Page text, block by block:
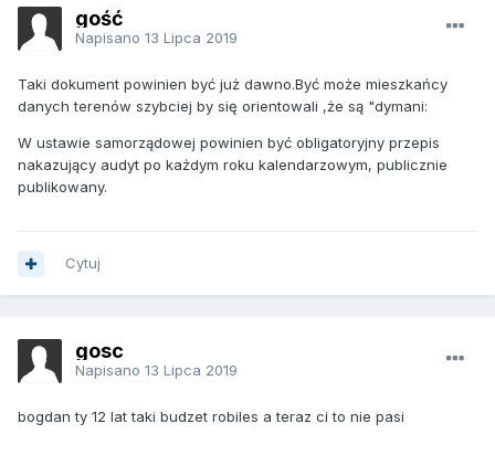
gość
Napisano 13 Lipca 2019
Taki dokument powinien być już dawno.Być może mieszkańcy
danych terenów szybciej by się orientowali ,że są "dymani:
W ustawie samorządowej powinien być obligatoryjny przepis
nakazujący audyt po każdym roku kalendarzowym, publicznie
publikowany.
Cytuj
gosc
Napisano 13 Lipca 2019
bogdan ty 12 lat taki budzet robiles a teraz ci to nie pasi